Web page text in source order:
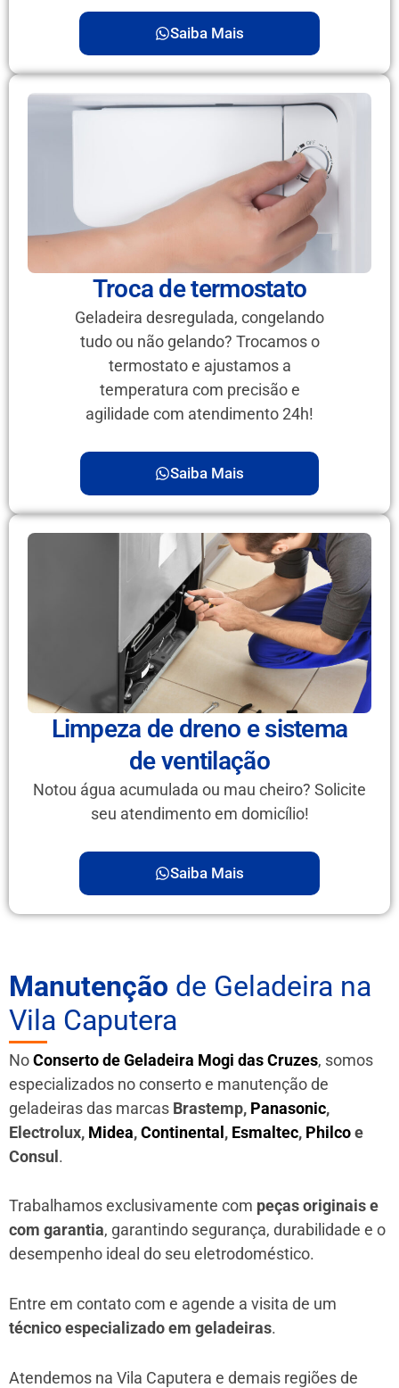
Saiba Mais
Troca de termostato
Geladeira desregulada, congelando
tudo ou não gelando? Trocamos o
termostato e ajustamos a
temperatura com precisão e
agilidade com atendimento 24h!
Saiba Mais
Limpeza de dreno e sistema
de ventilação
Notou água acumulada ou mau cheiro? Solicite
seu atendimento em domicílio!
Saiba Mais
Manutenção de Geladeira na
Vila Caputera
NoConserto de Geladeira Mogi das Cruzes, somos
especializados no conserto e manutenção de
geladeiras das marcas Brastemp, Panasonic,
Electrolux, Midea,Continental, Esmaltec, Philcoe
Consul.
Trabalhamos exclusivamente com peças originais e
com garantia, garantindo segurança, durabilidade e o
desempenho ideal do seu eletrodoméstico.
Entre em contato com e agende a visita de um
técnico especializado em geladeiras.
Atendemos na Vila Caputera e demais regiões de